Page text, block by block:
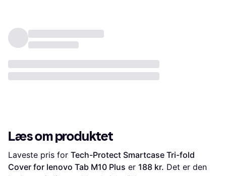
Læs om produktet
Laveste pris for Tech-Protect Smartcase Tri-fold
Cover for lenovo Tab M10 Plus er 188 kr. Det er den